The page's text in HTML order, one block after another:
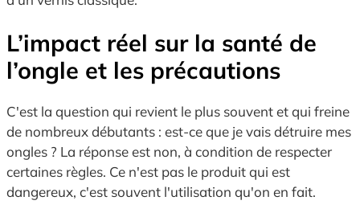
L’impact réel sur la santé de
l’ongle et les précautions
C'est la question qui revient le plus souvent et qui freine
de nombreux débutants : est-ce que je vais détruire mes
ongles ? La réponse est non, à condition de respecter
certaines règles. Ce n'est pas le produit qui est
dangereux, c'est souvent l'utilisation qu'on en fait.